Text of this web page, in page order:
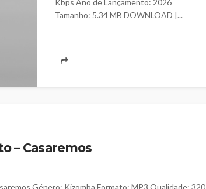
Tamanho: 5.34 MB DOWNLOAD |...
– Casaremos
Género: Kizomba Formato: MP3 Qualidade: 320